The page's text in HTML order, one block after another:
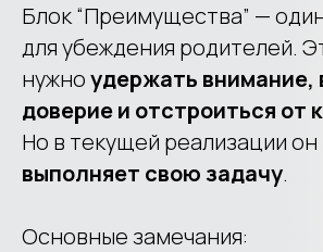
Блок “Преимущества” —
для убеждения родителей.
нужноудержать внимание,
доверие и отстроиться от
Но в текущей реализации он
выполняет свою задачу.
Основные замечания: